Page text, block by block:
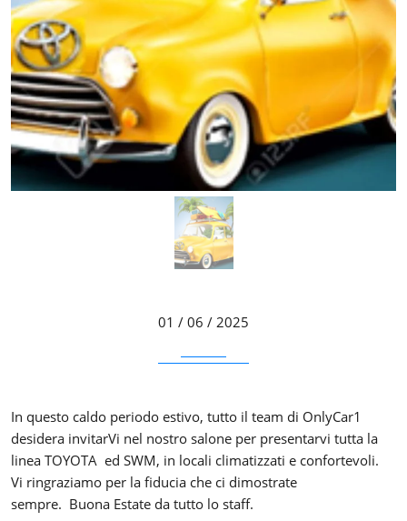
01 / 06 / 2025
In questo caldo periodo estivo, tutto il team di OnlyCar1
desidera invitarVi nel nostro salone per presentarvi tutta la
linea TOYOTA ed SWM, in locali climatizzati e confortevoli.
Vi ringraziamo per la fiducia che ci dimostrate
sempre. Buona Estate da tutto lo staff.